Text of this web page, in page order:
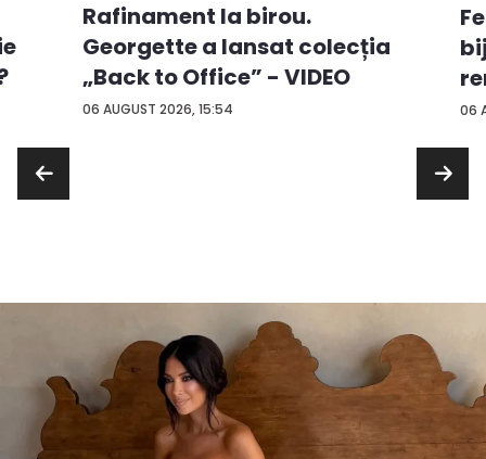
06 AUGUST 2026, 15:54
Rafinament la birou.
Georgette a lansat colecția
„Back to Office” - VIDEO
06
...